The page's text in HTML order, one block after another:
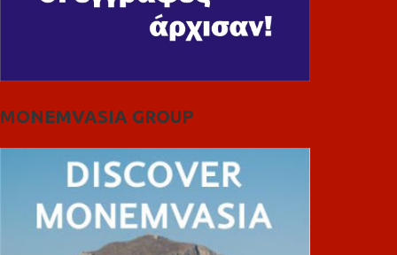
MONEMVASIA GROUP